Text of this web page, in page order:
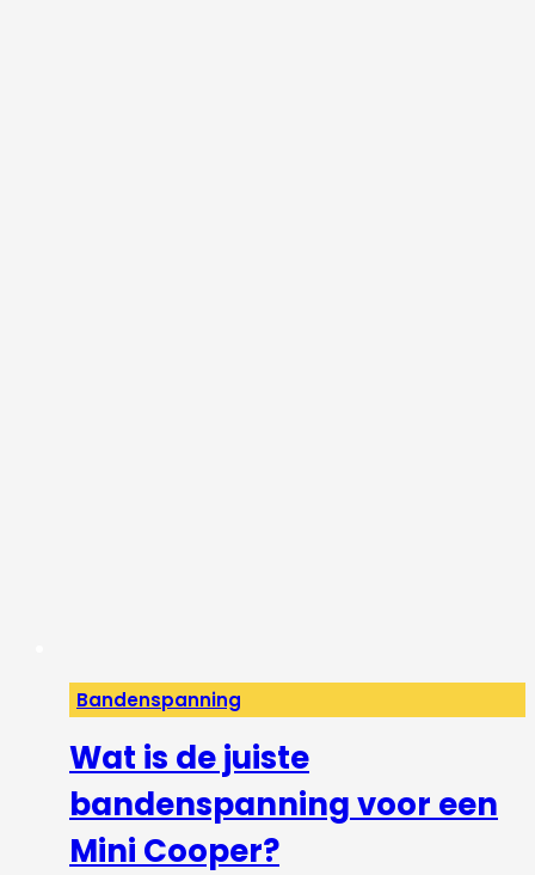
Bandenspanning
Wat is de juiste
bandenspanning voor een
Mini Cooper?